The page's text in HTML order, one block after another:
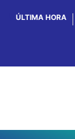
ÚLTIMA HORA